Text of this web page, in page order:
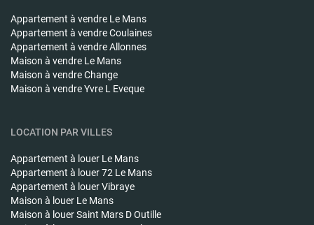
Appartement à vendre Le Mans
Appartement à vendreCoulaines
Appartement à vendreAllonnes
Maison à vendre Le Mans
Maison à vendreChange
Maison à vendreYvre L Eveque
LOCATION PAR VILLES
Appartement à louer Le Mans
Appartement à louer72 Le Mans
Appartement à louerVibraye
Maison à louer Le Mans
Maison à louerSaint Mars D Outille